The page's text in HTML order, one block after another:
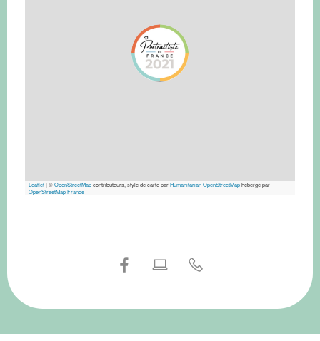
Leaflet|©OpenStreetMapcontributeurs, style de carte parHumanitarian OpenStreetMaphébergé par
OpenStreetMap France